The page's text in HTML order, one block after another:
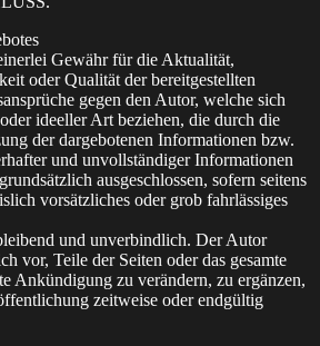
Gewähr für die Aktualität,
oder Qualität der bereitgestellten
gegen den Autor, welche sich
ideeller Art beziehen, die durch die
der dargebotenen Informationen bzw.
und unvollständiger Informationen
ausgeschlossen, sofern seitens
vorsätzliches oder grob fahrlässiges
und unverbindlich. Der Autor
vor, Teile der Seiten oder das gesamte
Ankündigung zu verändern, zu ergänzen,
zeitweise oder endgültig